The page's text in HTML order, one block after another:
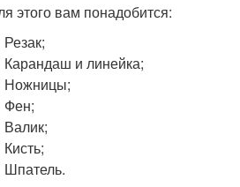
этого вам понадобится:
Резак;
Карандаш и линейка;
Ножницы;
Фен;
Валик;
Кисть;
Шпатель.